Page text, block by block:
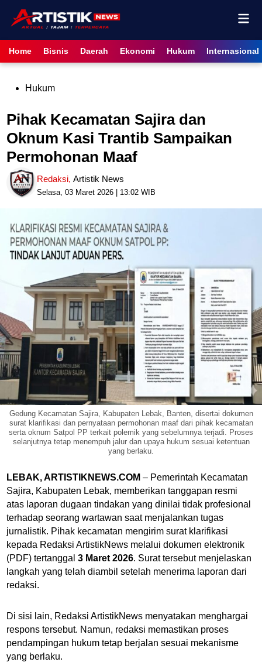
content
Home Bisnis Daerah Ekonomi Hukum Internasional
PostedHukum
Pihak Kecamatan Sajira dan
Oknum Kasi Trantib Sampaikan
Permohonan Maaf
Redaksi,Artistik News
Selasa, 03 Maret 2026 | 13:02 WIB
Gedung Kecamatan Sajira, Kabupaten Lebak, Banten, disertai dokumen
surat klarifikasi dan pernyataan permohonan maaf dari pihak kecamatan
serta oknum Satpol PP terkait polemik yang sebelumnya terjadi. Proses
selanjutnya tetap menempuh jalur dan upaya hukum sesuai ketentuan
yang berlaku.
LEBAK, ARTISTIKNEWS.COM – Pemerintah Kecamatan
Sajira, Kabupaten Lebak, memberikan tanggapan resmi
atas laporan dugaan tindakan yang dinilai tidak profesional
terhadap seorang wartawan saat menjalankan tugas
jurnalistik. Pihak kecamatan mengirim surat klarifikasi
kepada Redaksi ArtistikNews melalui dokumen elektronik
(PDF) tertanggal3 Maret 2026. Surat tersebut menjelaskan
langkah yang telah diambil setelah menerima laporan dari
redaksi.
Di sisi lain, Redaksi ArtistikNews menyatakan menghargai
respons tersebut. Namun, redaksi memastikan proses
pendampingan hukum tetap berjalan sesuai mekanisme
yang berlaku.